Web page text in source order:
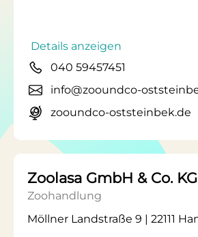
Details anzeigen
040 59457451
info@zooundco-
zooundco-oststeinbek.de
Zoolasa GmbH & Co. KG
Zoohandlung
Möllner Landstraße 9 | 22111